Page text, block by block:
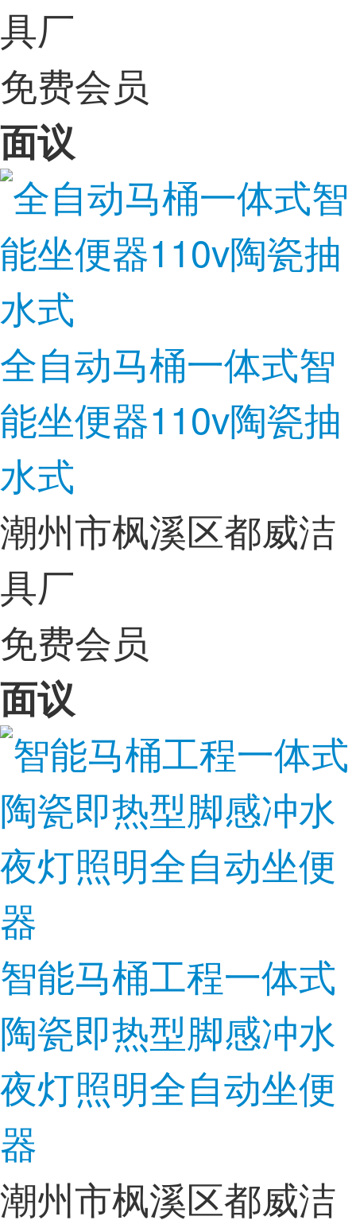
具厂
免费会员
面议
全自动马桶一体式智
能坐便器110v陶瓷抽
水式
潮州市枫溪区都威洁
具厂
免费会员
面议
智能马桶工程一体式
陶瓷即热型脚感冲水
夜灯照明全自动坐便
器
潮州市枫溪区都威洁